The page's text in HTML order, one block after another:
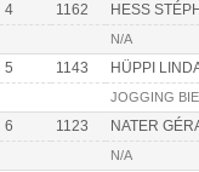
4 1162 HESS
N/A
5 1143 HÜPPI
JOGGING
6 1123 NATER
N/A